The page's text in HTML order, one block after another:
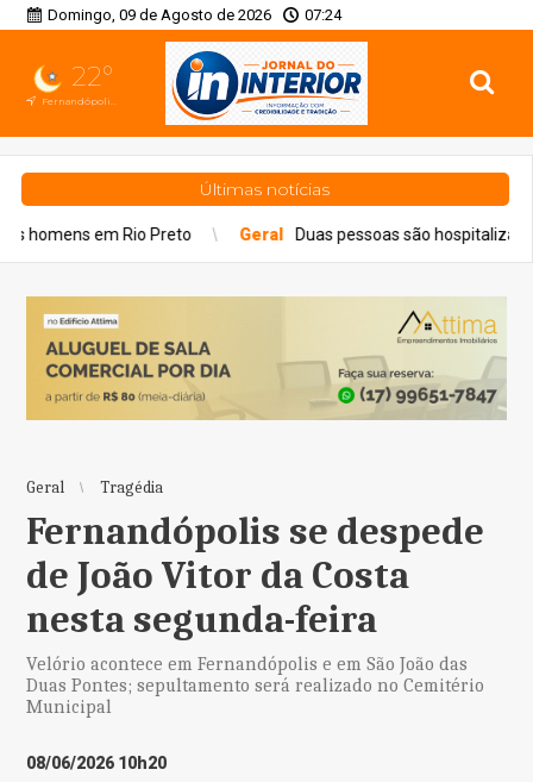
Domingo, 09 de Agosto de 2026 07:24
22°
Fernandópolis, SP
Últimas notícias
Geral Duas pessoas são hospitalizadas por inalação de
Geral Tragédia
Fernandópolis se despede
de João Vitor da Costa
nesta segunda-feira
Velório acontece em Fernandópolis e em São João das
Duas Pontes; sepultamento será realizado no Cemitério
Municipal
08/06/2026 10h20